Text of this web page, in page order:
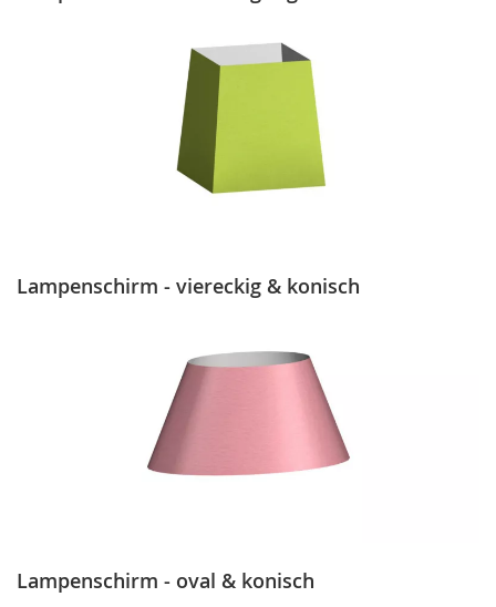
Lampenschirm - viereckig & konisch
Lampenschirm - oval & konisch